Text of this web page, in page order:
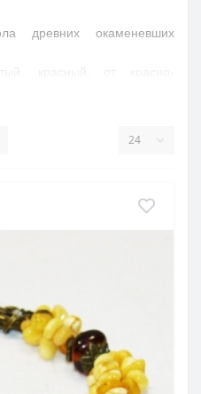
древних окаменевших
и дружбе, усиливает
от многих болезней
кровохарканья, болей в
и лихорадки. По мнению
любое кровотечение,
устранению трещин на